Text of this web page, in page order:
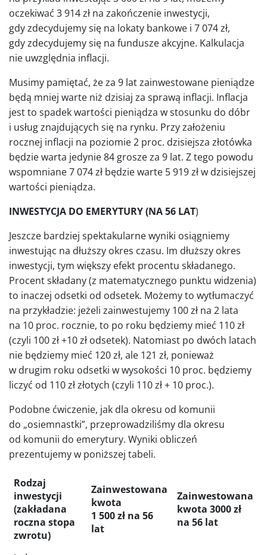
oczekiwać 3 914 zł na zakończenie inwestycji,
gdy zdecydujemy się na lokaty bankowe i 7 074 zł,
gdy zdecydujemy się na fundusze akcyjne. Kalkulacja
nie uwzględnia inflacji.
Musimy pamiętać, że za 9 lat zainwestowane pieniądze
będą mniej warte niż dzisiaj za sprawą inflacji. Inflacja
jest to spadek wartości pieniądza w stosunku do dóbr
i usług znajdujących się na rynku. Przy założeniu
rocznej inflacji na poziomie 2 proc. dzisiejsza złotówka
będzie warta jedynie 84 grosze za 9 lat. Z tego powodu
wspomniane 7 074 zł będzie warte 5 919 zł w dzisiejszej
wartości pieniądza.
INWESTYCJA DO EMERYTURY (NA 56 LAT)
Jeszcze bardziej spektakularne wyniki osiągniemy
inwestując na dłuższy okres czasu. Im dłuższy okres
inwestycji, tym większy efekt procentu składanego.
Procent składany (z matematycznego punktu widzenia)
to inaczej odsetki od odsetek. Możemy to wytłumaczyć
na przykładzie: jeżeli zainwestujemy 100 zł na 2 lata
na 10 proc. rocznie, to po roku będziemy mieć 110 zł
(czyli 100 zł +10 zł odsetek). Natomiast po dwóch latach
nie będziemy mieć 120 zł, ale 121 zł, ponieważ
w drugim roku odsetki w wysokości 10 proc. będziemy
liczyć od 110 zł złotych (czyli 110 zł + 10 proc.).
Podobne ćwiczenie, jak dla okresu od komunii
do „osiemnastki”, przeprowadziliśmy dla okresu
od komunii do emerytury. Wyniki obliczeń
prezentujemy w poniższej tabeli.
Rodzaj
inwestycji
(zakładana
roczna stopa
zwrotu)
Zainwestowana
kwota
1 500 zł na 56
lat
Zainwestowana
kwota 3000 zł
na 56 lat